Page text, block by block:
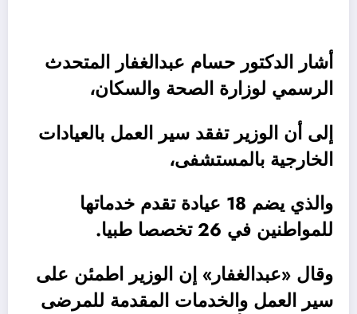
أشار الدكتور حسام عبدالغفار المتحدث
الرسمي لوزارة الصحة والسكان،
إلى أن الوزير تفقد سير العمل بالعيادات
الخارجية بالمستشفى،
والذي يضم 18 عيادة تقدم خدماتها
للمواطنين في 26 تخصصا طبيا.
وقال «عبدالغفار» إن الوزير اطمئن على
سير العمل والخدمات المقدمة للمرضى